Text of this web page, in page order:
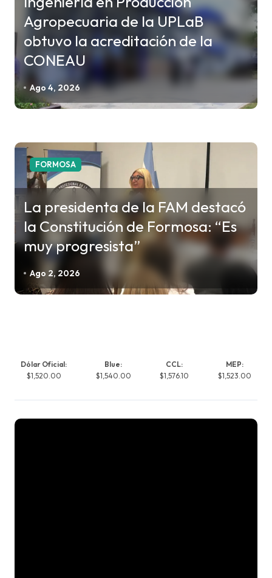
s
Agropecuaria de la UPLaB
obtuvo la acreditación de la
CONEAU
Ago 4, 2026
FORMOSA
La presidenta de la FAM destacó
la Constitución de Formosa: “Es
muy progresista”
Ago 2, 2026
Dólar Oficial:
$1,520.00
Blue:
$1,540.00
CCL:
$1,576.10
MEP:
$1,523.00